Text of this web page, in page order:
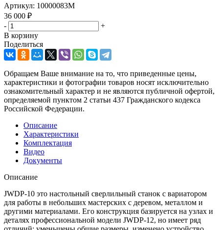
Артикул: 10000083M
36 000 ₽
-
+
В корзину
Поделиться
Обращаем Ваше внимание на то, что приведенные цены,
характеристики и фотографии товаров носят исключительно
ознакомительный характер и не являются публичной офертой,
определяемой пунктом 2 статьи 437 Гражданского кодекса
Российской Федерации.
Описание
Характеристики
Комплектация
Видео
Документы
Описание
JWDP-10 это настольный сверлильный станок с вариатором
для работы в небольших мастерских с деревом, металлом и
другими материалами. Его конструкция базируется на узлах и
деталях профессиональной модели JWDP-12, но имеет ряд